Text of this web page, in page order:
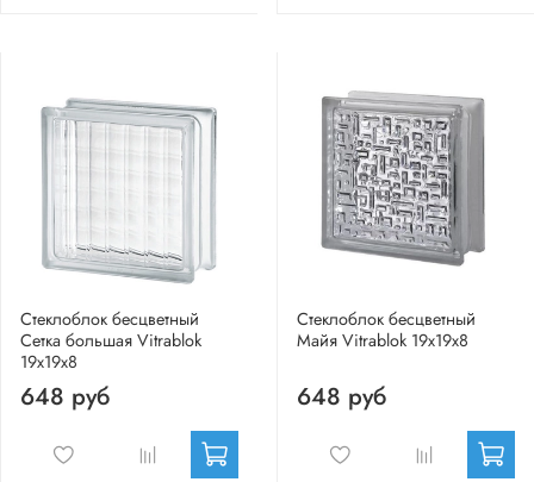
Стеклоблок бесцветный
Сетка большая Vitrablok
19х19х8
648 руб
Стеклоблок бесцветный
Майя Vitrablok 19х19х8
648 руб